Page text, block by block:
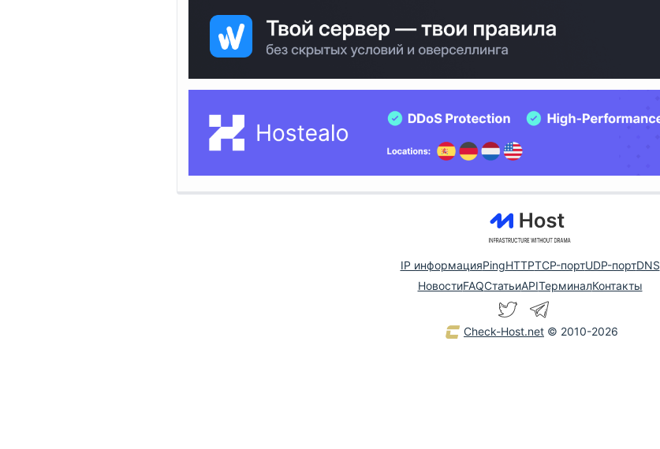
IP информацияPingHTTPTCP-портUDP-портDNS
НовостиFAQСтатьиAPIТерминалКонтакты
Check-Host.net © 2010-2026